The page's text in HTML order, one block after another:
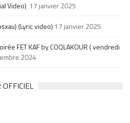
Video) 17 janvier 2025
(Lyric video) 17 janvier 2025
FET KAF by COQLAKOUR ( vendredi
2024
OFFICIEL